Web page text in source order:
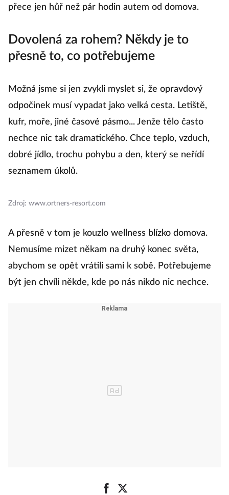
přece jen hůř než pár hodin autem od domova.
Dovolená za rohem? Někdy je to
přesně to, co potřebujeme
Možná jsme si jen zvykli myslet si, že opravdový
odpočinek musí vypadat jako velká cesta. Letiště,
kufr, moře, jiné časové pásmo... Jenže tělo často
nechce nic tak dramatického. Chce teplo, vzduch,
dobré jídlo, trochu pohybu a den, který se neřídí
seznamem úkolů.
Zdroj: www.ortners-resort.com
A přesně v tom je kouzlo wellness blízko domova.
Nemusíme mizet někam na druhý konec světa,
abychom se opět vrátili sami k sobě. Potřebujeme
být jen chvíli někde, kde po nás nikdo nic nechce.